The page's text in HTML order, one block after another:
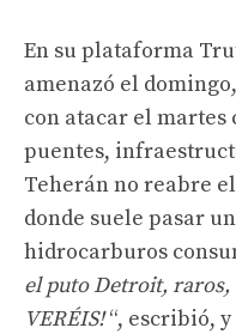
En su plataforma
amenazó el
con atacar el
puentes,
Teherán no reabre
donde suele pasar
hidrocarburos
el puto Detroit,
VERÉIS!“, escribió, y